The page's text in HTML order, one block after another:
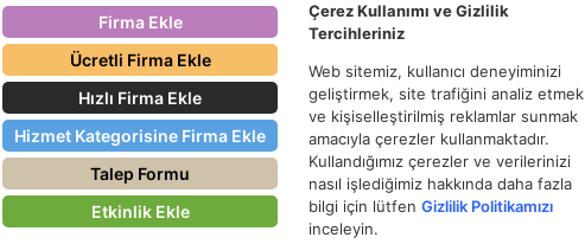
Firma Ekle
Ücretli Firma Ekle
Hızlı Firma Ekle
Hizmet Kategorisine Firma Ekle
Talep Formu
Etkinlik Ekle
Çerez Kullanımı ve Gizlilik
Tercihleriniz
Web sitemiz, kullanıcı deneyiminizi
geliştirmek, site trafiğini analiz etmek
ve kişiselleştirilmiş reklamlar sunmak
amacıyla çerezler kullanmaktadır.
Kullandığımız çerezler ve verilerinizi
nasıl işlediğimiz hakkında daha fazla
bilgi için lütfen Gizlilik Politikamızı
inceleyin.